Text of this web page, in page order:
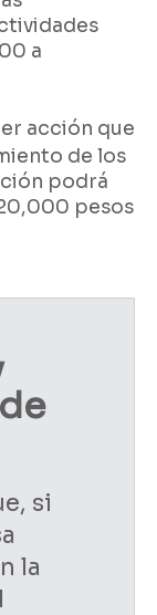
a
acción que
de los
podrá
pesos
si
la